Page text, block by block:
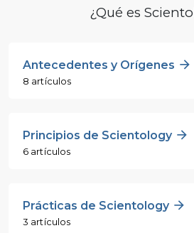
¿Qué es
Antecedentes y Orígenes
8 artículos
Principios de Scientology
6 artículos
Prácticas de Scientology
3 artículos